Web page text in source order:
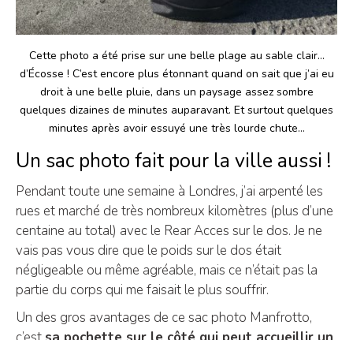
Cette photo a été prise sur une belle plage au sable clair…
d’Écosse ! C’est encore plus étonnant quand on sait que j’ai eu
droit à une belle pluie, dans un paysage assez sombre
quelques dizaines de minutes auparavant. Et surtout quelques
minutes après avoir essuyé une très lourde chute…
Un sac photo fait pour la ville aussi !
Pendant toute une semaine à Londres, j’ai arpenté les
rues et marché de très nombreux kilomètres (plus d’une
centaine au total) avec le Rear Acces sur le dos. Je ne
vais pas vous dire que le poids sur le dos était
négligeable ou même agréable, mais ce n’était pas la
partie du corps qui me faisait le plus souffrir.
Un des gros avantages de ce sac photo Manfrotto,